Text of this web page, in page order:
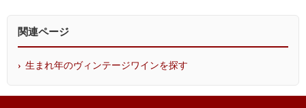
関連ページ
生まれ年のヴィンテージワインを探す